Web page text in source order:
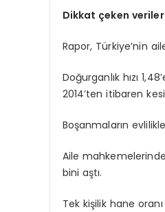
Dikkat çeken veriler
Rapor, Türkiye’nin
Doğurganlık hızı
2014’ten itibaren
Boşanmaların
Aile
bini aştı.
Tek kişilik hane